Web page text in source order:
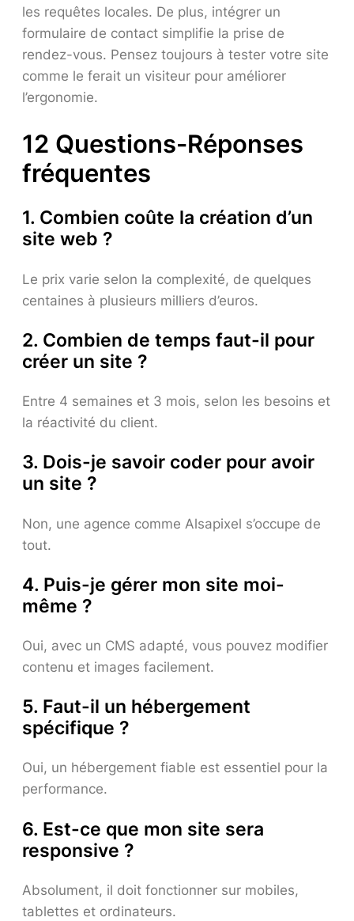
les requêtes locales. De plus, intégrer un
formulaire de contact simplifie la prise de
rendez-vous. Pensez toujours à tester votre site
comme le ferait un visiteur pour améliorer
l’ergonomie.
12 Questions-Réponses
fréquentes
1. Combien coûte la création d’un
site web ?
Le prix varie selon la complexité, de quelques
centaines à plusieurs milliers d’euros.
2. Combien de temps faut-il pour
créer un site ?
Entre 4 semaines et 3 mois, selon les besoins et
la réactivité du client.
3. Dois-je savoir coder pour avoir
un site ?
Non, une agence comme Alsapixel s’occupe de
tout.
4. Puis-je gérer mon site moi-
même ?
Oui, avec un CMS adapté, vous pouvez modifier
contenu et images facilement.
5. Faut-il un hébergement
spécifique ?
Oui, un hébergement fiable est essentiel pour la
performance.
6. Est-ce que mon site sera
responsive ?
Absolument, il doit fonctionner sur mobiles,
tablettes et ordinateurs.